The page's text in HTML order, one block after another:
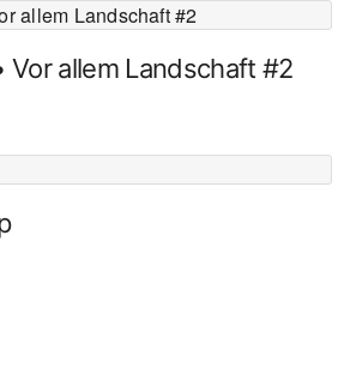
Vor allem Landschaft #2